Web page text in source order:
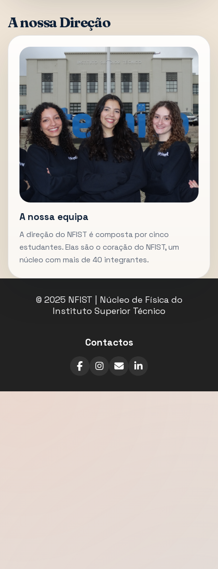
A nossa Direção
A nossa equipa
A direção do NFIST é composta por cinco
estudantes. Elas são o coração do NFIST, um
núcleo com mais de 40 integrantes.
© 2025 NFIST | Núcleo de Física do
Instituto Superior Técnico
Contactos